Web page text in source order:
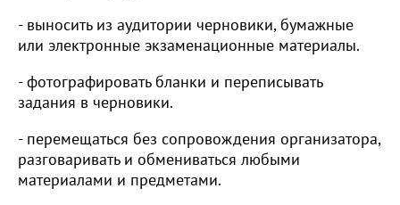
- выносить из аудитории черновики, бумажные
или электронные экзаменационные материалы.
- фотографировать бланки и переписывать
задания в черновики.
- перемещаться без сопровождения организатора,
разговаривать и обмениваться любыми
материалами и предметами.